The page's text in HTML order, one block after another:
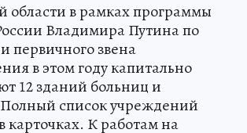
области в рамках программы
Владимира Путина по
первичного звена
в этом году капитально
12 зданий больниц и
список учреждений
карточках. К работам на